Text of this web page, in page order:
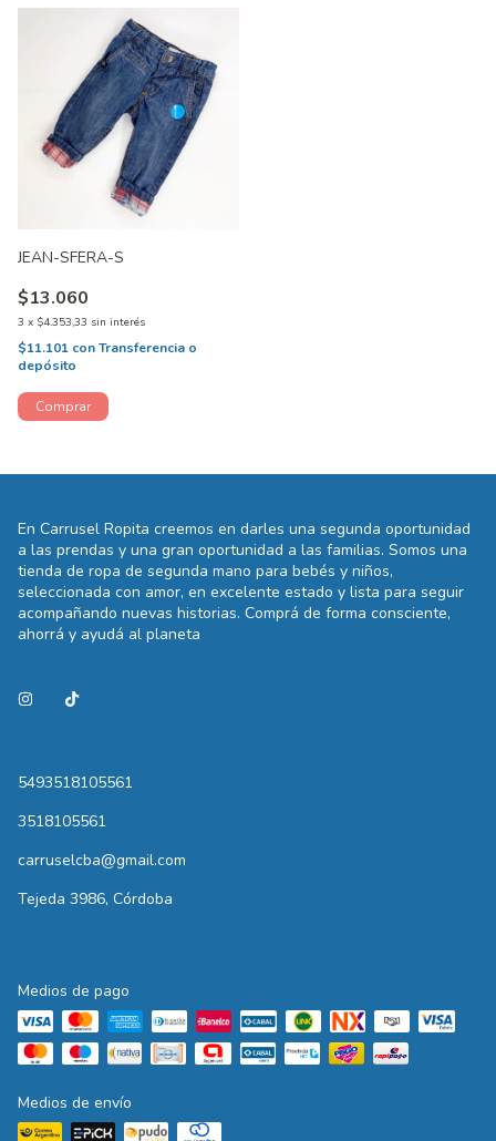
JEAN-SFERA-S
$13.060
3 x $4.353,33 sin interés
$11.101 conTransferencia o
depósito
En Carrusel Ropita creemos en darles una segunda oportunidad
a las prendas y una gran oportunidad a las familias. Somos una
tienda de ropa de segunda mano para bebés y niños,
seleccionada con amor, en excelente estado y lista para seguir
acompañando nuevas historias. Comprá de forma consciente,
ahorrá y ayudá al planeta
5493518105561
3518105561
carruselcba@gmail.com
Tejeda 3986, Córdoba
Medios de pago
Medios de envío